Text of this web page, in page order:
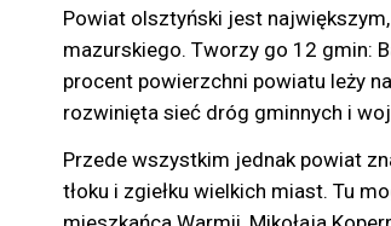
Powiat olsztyński jest
mazurskiego. Tworzy go 12 gmin:
procent powierzchni powiatu leży
rozwinięta sieć dróg gminnych i
Przede wszystkim jednak powiat
tłoku i zgiełku wielkich miast. Tu